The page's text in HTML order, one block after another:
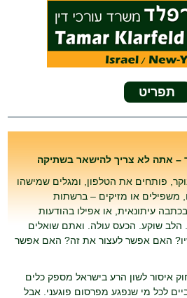
תפריט
– אתה לא צריך להישאר בשתיקה
פותחים את הטלפון, ומגלים שמישהו
משפילים או מזיקים – ברשתות
עיתונאית, או אפילו בהודעות
שוקע. הכעס עולה. ואתם שואלים
האם אפשר לעצור את זה? האם אפשר
איסור לשון הרע בישראל מספק כלים
לכל מי שנפגע מפרסום פוגעני. אבל